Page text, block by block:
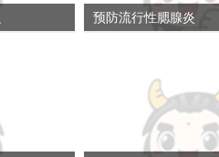
预防流行性腮腺炎